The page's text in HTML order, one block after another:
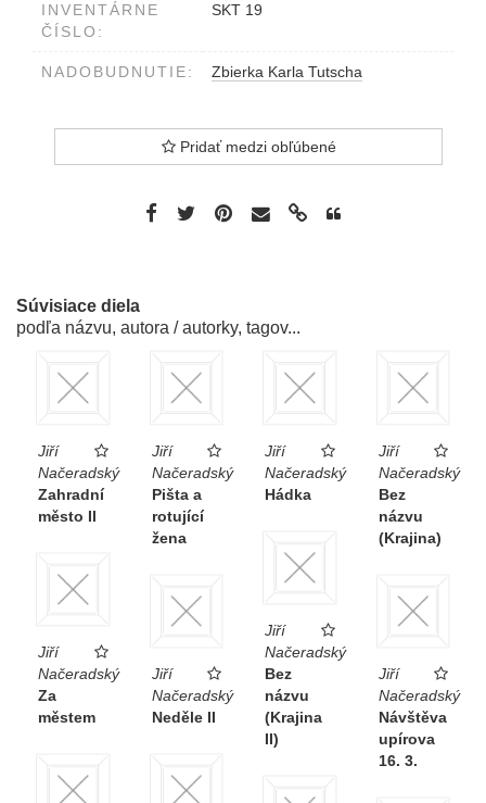
INVENTÁRNE
ČÍSLO:
SKT 19
NADOBUDNUTIE: Zbierka Karla Tutscha
Pridať medzi obľúbené
Súvisiace diela
podľa názvu, autora / autorky, tagov...
Jiří
Načeradský
Zahradní
město II
Jiří
Načeradský
Pišta a
rotující
žena
Jiří
Načeradský
Hádka
Jiří
Načeradský
Bez
názvu
(Krajina)
Jiří
Načeradský
Bez
názvu
(Krajina
II)
Jiří
Načeradský
Za
městem
Jiří
Načeradský
Neděle II
Jiří
Načeradský
Návštěva
upírova
16. 3.